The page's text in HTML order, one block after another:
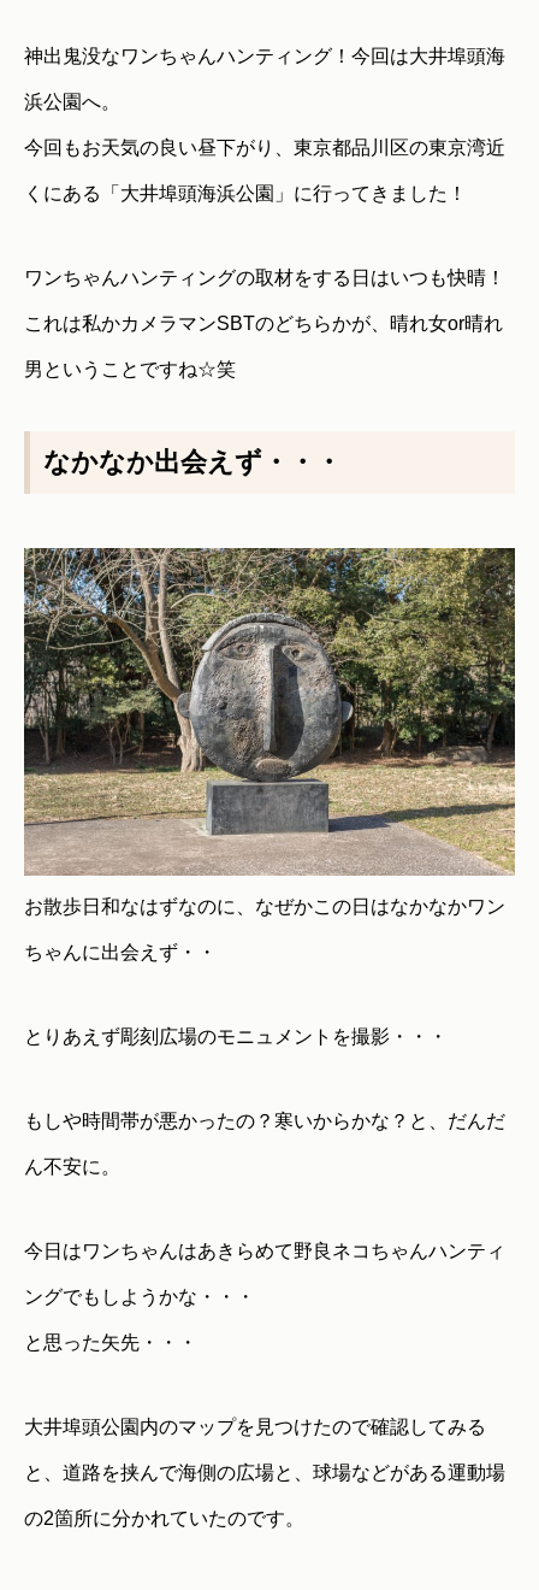
神出鬼没なワンちゃんハンティング！今回は大井埠頭海
浜公園へ。
今回もお天気の良い昼下がり、東京都品川区の東京湾近
くにある「大井埠頭海浜公園」に行ってきました！
ワンちゃんハンティングの取材をする日はいつも快晴！
これは私かカメラマンSBTのどちらかが、晴れ女or晴れ
男ということですね☆笑
なかなか出会えず・・・
お散歩日和なはずなのに、なぜかこの日はなかなかワン
ちゃんに出会えず・・
とりあえず彫刻広場のモニュメントを撮影・・・
もしや時間帯が悪かったの？寒いからかな？と、だんだ
ん不安に。
今日はワンちゃんはあきらめて野良ネコちゃんハンティ
ングでもしようかな・・・
と思った矢先・・・
大井埠頭公園内のマップを見つけたので確認してみる
と、道路を挟んで海側の広場と、球場などがある運動場
の2箇所に分かれていたのです。